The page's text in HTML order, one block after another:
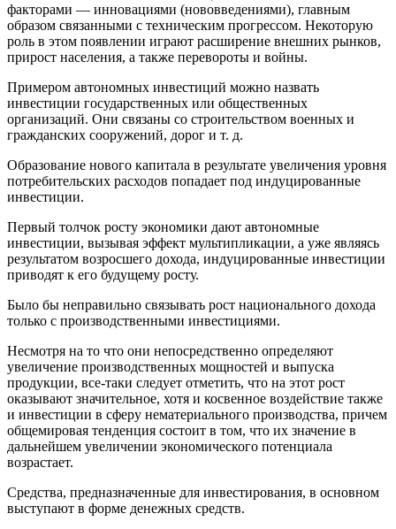
факторами — инновациями (нововведениями), главным
образом связанными с техническим прогрессом. Некоторую
роль в этом появлении играют расширение внешних рынков,
прирост населения, а также перевороты и войны.
Примером автономных инвестиций можно назвать
инвестиции государственных или общественных
организаций. Они связаны со строительством военных и
гражданских сооружений, дорог и т. д.
Образование нового капитала в результате увеличения уровня
потребительских расходов попадает под индуцированные
инвестиции.
Первый толчок росту экономики дают автономные
инвестиции, вызывая эффект мультипликации, а уже являясь
результатом возросшего дохода, индуцированные инвестиции
приводят к его будущему росту.
Было бы неправильно связывать рост национального дохода
только с производственными инвестициями.
Несмотря на то что они непосредственно определяют
увеличение производственных мощностей и выпуска
продукции, все-таки следует отметить, что на этот рост
оказывают значительное, хотя и косвенное воздействие также
и инвестиции в сферу нематериального производства, причем
общемировая тенденция состоит в том, что их значение в
дальнейшем увеличении экономического потенциала
возрастает.
Средства, предназначенные для инвестирования, в основном
выступают в форме денежных средств.